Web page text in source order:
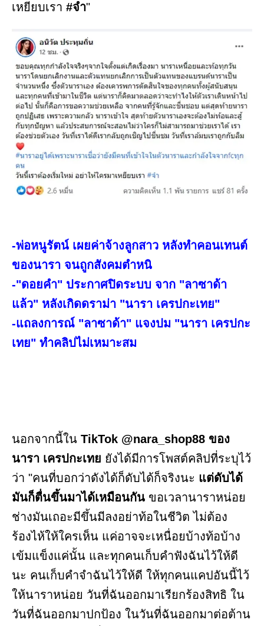
เหยียบเรา #จำ"
-พ่อหนูรัตน์ เผยค่าจ้างลูกสาว หลังทำคอนเทนต์
ของนารา จนถูกสังคมตำหนิ
-"ดอยคำ" ประกาศปิดระบบ จาก "ลาซาด้า
แล้ว" หลังเกิดดราม่า "นารา เครปกะเทย"
-แถลงการณ์ "ลาซาด้า" แจงปม "นารา เครปกะ
เทย" ทำคลิปไม่เหมาะสม
นอกจากนี้ใน TikTok @nara_shop88 ของ
นารา เครปกะเทย ยังได้มีการโพสต์คลิปที่ระบุไว้
ว่า "คนที่บอกว่าดังได้ก็ดับได้ก็จริงนะ แต่ดับได้
มันก็ตื่นขึ้นมาได้เหมือนกัน ขอเวลานาราหน่อย
ช่างมันเถอะมีขึ้นมีลงอย่าท้อในชีวิต ไม่ต้อง
ร้องไห้ให้ใครเห็น แค่อาจจะเหนื่อยบ้างท้อบ้าง
เข้มแข็งแค่นั้น และทุกคนเก็บคำฟังฉันไว้ให้ดี
นะ คนเก็บคำจำฉันไว้ให้ดี ให้ทุกคนแคปอันนี้ไว้
ให้นาราหน่อย วันที่ฉันออกมาเรียกร้องสิทธิ ใน
วันที่ฉันออกมาปกป้อง ในวันที่ฉันออกมาต่อต้าน